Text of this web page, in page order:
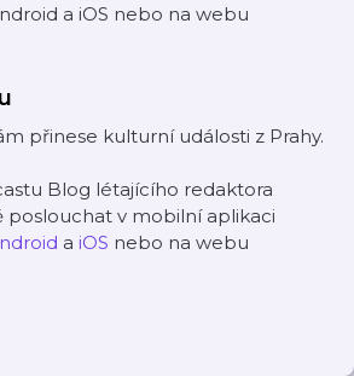
a iOS nebo na webu
přinese kulturní události z Prahy.
Blog létajícího redaktora
v mobilní aplikaci
a iOS nebo na webu